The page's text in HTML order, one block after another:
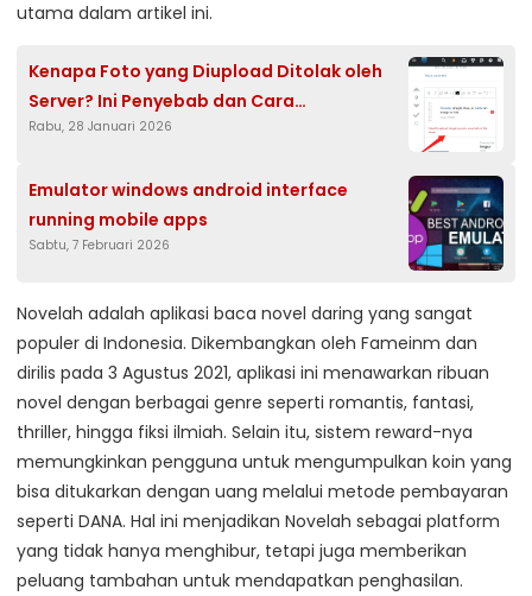
utama dalam artikel ini.
Kenapa Foto yang Diupload Ditolak oleh
Server? Ini Penyebab dan Cara
Mengatasinya
Rabu, 28 Januari 2026
Emulator windows android interface
running mobile apps
Sabtu, 7 Februari 2026
Novelah adalah aplikasi baca novel daring yang sangat
populer di Indonesia. Dikembangkan oleh Fameinm dan
dirilis pada 3 Agustus 2021, aplikasi ini menawarkan ribuan
novel dengan berbagai genre seperti romantis, fantasi,
thriller, hingga fiksi ilmiah. Selain itu, sistem reward-nya
memungkinkan pengguna untuk mengumpulkan koin yang
bisa ditukarkan dengan uang melalui metode pembayaran
seperti DANA. Hal ini menjadikan Novelah sebagai platform
yang tidak hanya menghibur, tetapi juga memberikan
peluang tambahan untuk mendapatkan penghasilan.